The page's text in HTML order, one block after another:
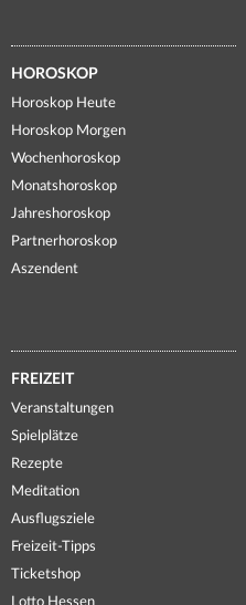
HOROSKOP
Horoskop Heute
Horoskop Morgen
Wochenhoroskop
Monatshoroskop
Jahreshoroskop
Partnerhoroskop
Aszendent
FREIZEIT
Veranstaltungen
Spielplätze
Rezepte
Meditation
Ausflugsziele
Freizeit-Tipps
Ticketshop
Lotto Hessen